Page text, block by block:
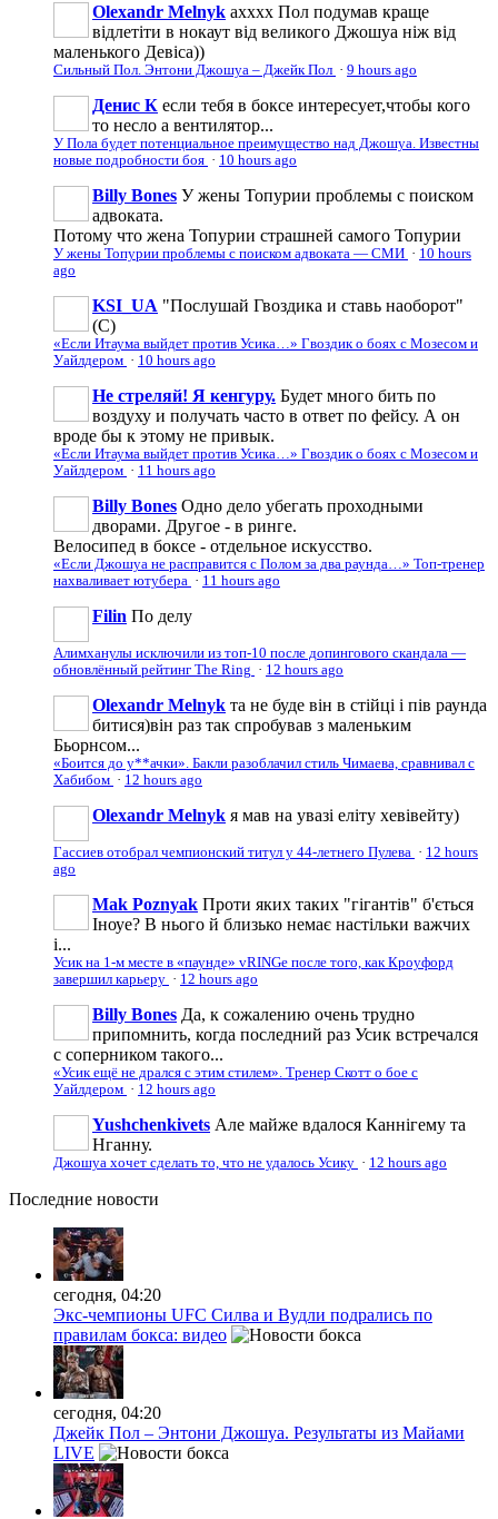
Olexandr Melnyk ахххх Пол подумав краще
відлетіти в нокаут від великого Джошуа ніж від
маленького Девіса))
Сильный Пол. Энтони Джошуа – Джейк Пол · 9 hours ago
Денис К если тебя в боксе интересует,чтобы кого
то несло а вентилятор...
У Пола будет потенциальное преимущество над Джошуа. Известны
новые подробности боя · 10 hours ago
Billy Bones У жены Топурии проблемы с поиском
адвоката.
Потому что жена Топурии страшней самого Топурии
У жены Топурии проблемы с поиском адвоката — СМИ · 10 hours
ago
KSI_UA "Послушай Гвоздика и ставь наоборот"
(С)
«Если Итаума выйдет против Усика…» Гвоздик о боях с Мозесом и
Уайлдером · 10 hours ago
Не стреляй! Я кенгуру. Будет много бить по
воздуху и получать часто в ответ по фейсу. А он
вроде бы к этому не привык.
«Если Итаума выйдет против Усика…» Гвоздик о боях с Мозесом и
Уайлдером · 11 hours ago
Billy Bones Одно дело убегать проходными
дворами. Другое - в ринге.
Велосипед в боксе - отдельное искусство.
«Если Джошуа не расправится с Полом за два раунда…» Топ-тренер
нахваливает ютубера · 11 hours ago
Filin По делу
Алимханулы исключили из топ-10 после допингового скандала —
обновлённый рейтинг The Ring · 12 hours ago
Olexandr Melnyk та не буде він в стійці і пів раунда
битися)він раз так спробував з маленьким
Бьорнсом...
«Боится до у**ачки». Бакли разоблачил стиль Чимаева, сравнивал с
Хабибом · 12 hours ago
Olexandr Melnyk я мав на увазі еліту хевівейту)
Гассиев отобрал чемпионский титул у 44-летнего Пулева · 12 hours
ago
Mak Poznyak Проти яких таких "гігантів" б'ється
Іноуе? В нього й близько немає настільки важчих
і...
Усик на 1-м месте в «паунде» vRINGe после того, как Кроуфорд
завершил карьеру · 12 hours ago
Billy Bones Да, к сожалению очень трудно
припомнить, когда последний раз Усик встречался
с соперником такого...
«Усик ещё не дрался с этим стилем». Тренер Скотт о бое с
Уайлдером · 12 hours ago
Yushchenkivets Але майже вдалося Каннігему та
Нганну.
Джошуа хочет сделать то, что не удалось Усику · 12 hours ago
Последние новости
сегодня, 04:20
Экс-чемпионы UFC Силва и Вудли подрались по
правилам бокса: видео
сегодня, 04:20
Джейк Пол – Энтони Джошуа. Результаты из Майами
LIVE